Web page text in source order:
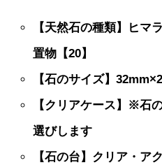
【天然石の種類】ヒマ
置物【20】
【石のサイズ】
【クリアケース】※石
選びします
【石の台】クリア・ア